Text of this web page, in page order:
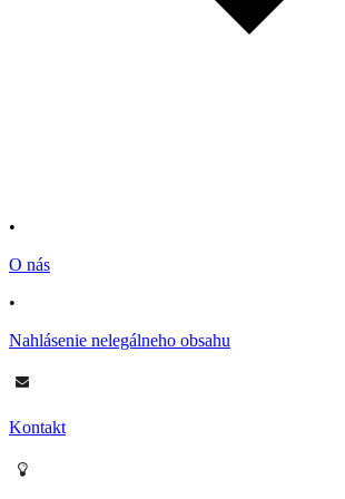
•
O nás
•
Nahlásenie nelegálneho obsahu
Kontakt